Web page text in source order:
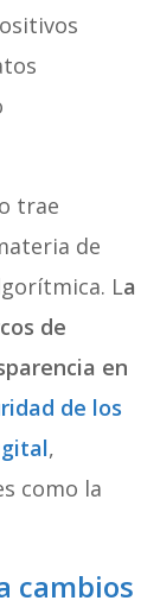
trae
de
La
de
en
de los
,
como la
cambios